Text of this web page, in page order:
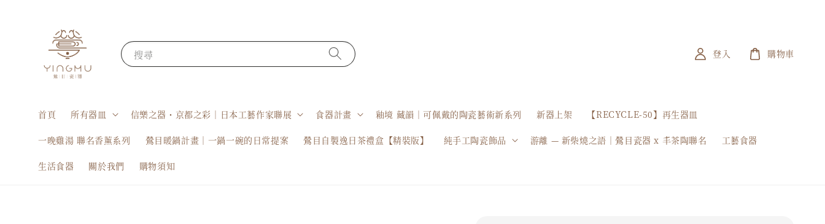
搜尋
首頁 所有器皿 信樂之器・京都之彩｜日本工藝作家聯展 食器計畫 釉境 藏韻｜可佩戴的陶瓷藝術新系列 新器上架 【RECYCLE-50】再生器皿
一晚雞湯 聯名香薰系列 鶯目暖鍋計畫｜一鍋一碗的日常提案 鶯目自製逸日茶禮盒【精裝版】 純手工陶瓷飾品 游離 — 新柴燒之語｜鶯目瓷器 x 丰茶陶聯名 工藝食器
生活食器 關於我們 購物須知
登入 購物車